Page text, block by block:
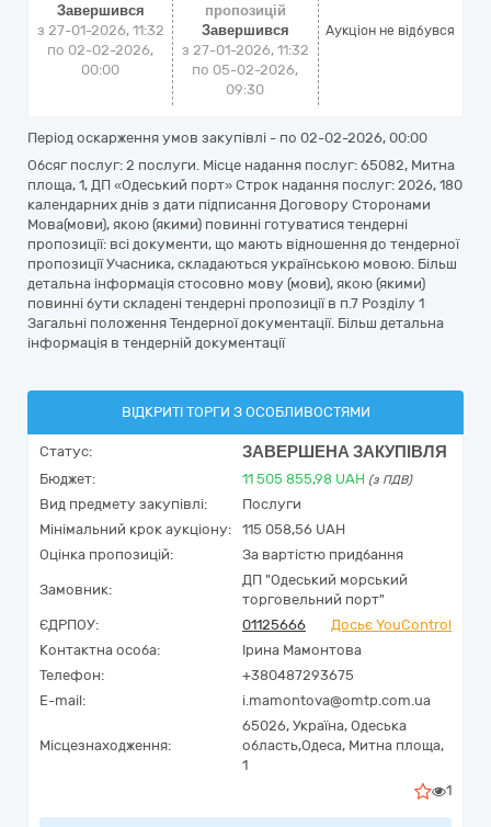
Завершився
з 27-01-2026, 11:32
по 02-02-2026,
00:00
пропозицій
Завершився
з 27-01-2026, 11:32
по 05-02-2026,
09:30
Аукціон не відбувся
Період оскарження умов закупівлі - по 02-02-2026, 00:00
Обсяг послуг: 2 послуги. Місце надання послуг: 65082, Митна
площа, 1, ДП «Одеський порт» Строк надання послуг: 2026, 180
календарних днів з дати підписання Договору Сторонами
Мова(мови), якою (якими) повинні готуватися тендерні
пропозиції: всі документи, що мають відношення до тендерної
пропозиції Учасника, складаються українською мовою. Більш
детальна інформація стосовно мову (мови), якою (якими)
повинні бути складені тендерні пропозиції в п.7 Розділу 1
Загальні положення Тендерної документації. Більш детальна
інформація в тендерній документації
ВІДКРИТІ ТОРГИ З ОСОБЛИВОСТЯМИ
Статус: ЗАВЕРШЕНА ЗАКУПІВЛЯ
Бюджет: 11 505 855,98 UAH (з ПДВ)
Вид предмету закупівлі:
Послуги
Мінімальний крок аукціону:
115 058,56 UAH
Оцінка пропозицій:
За вартістю придбання
Замовник:
ДП "Одеський морський
торговельний порт"
ЄДРПОУ:
01125666
Досьє YouControl
Контактна особа:
Iрина Мамонтова
Телефон:
+380487293675
E-mail:
i.mamontova@omtp.com.ua
Місцезнаходження:
65026, Україна, Одеська
область,Одеса, Митна площа,
1
1